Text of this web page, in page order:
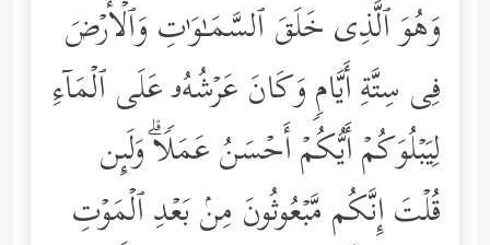
وَهُوَ ٱلَّذِی خَلَقَ ٱلسَّمَـٰوَ ٰ⁠تِ وَٱلۡأَرۡضَ
فِی سِتَّةِ أَیَّامࣲ وَكَانَ عَرۡشُهُۥ عَلَى ٱلۡمَاۤءِ
لِیَبۡلُوَكُمۡ أَیُّكُمۡ أَحۡسَنُ عَمَلࣰاۗ وَلَىِٕن
قُلۡتَ إِنَّكُم مَّبۡعُوثُونَ مِنۢ بَعۡدِ ٱلۡمَوۡتِ